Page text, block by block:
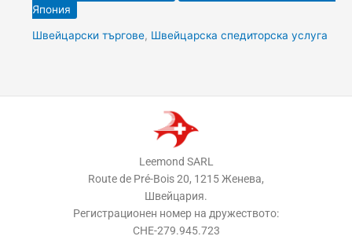
Япония
Швейцарски търгове, Швейцарска спедиторска услуга
Leemond SARL
Route de Pré-Bois 20, 1215 Женева,
Швейцария.
Регистрационен номер на дружеството:
CHE-279.945.723